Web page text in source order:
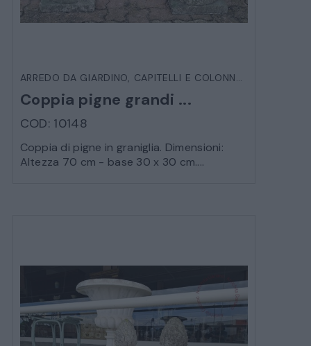
ARREDO DA GIARDINO, CAPITELLI E COLONNE
Coppia pigne grandi ...
COD: 10148
Coppia di pigne in graniglia. Dimensioni:
Altezza 70 cm - base 30 x 30 cm....